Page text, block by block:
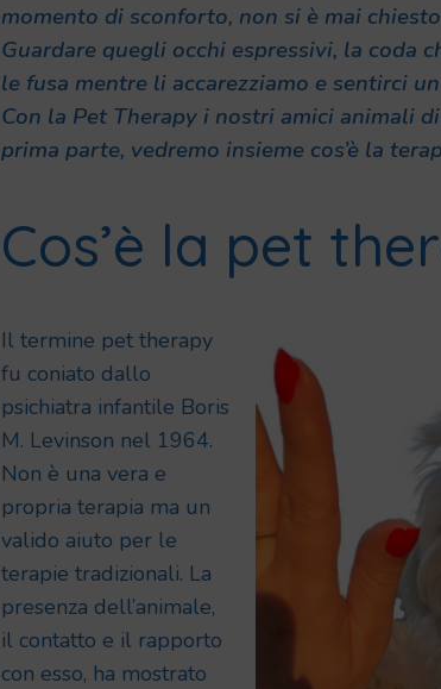
momento di sconforto, non si è mai
Guardare quegli occhi espressivi, la coda
le fusa mentre li accarezziamo e sentirci un
Con la Pet Therapy i nostri amici animali
prima parte, vedremo insieme cos’è la
Cos’è la pet
Il termine pet therapy
fu coniato dallo
psichiatra infantile Boris
M. Levinson nel 1964.
Non è una vera e
propria terapia ma un
valido aiuto per le
terapie tradizionali. La
presenza dell’animale,
il contatto e il rapporto
con esso, ha mostrato